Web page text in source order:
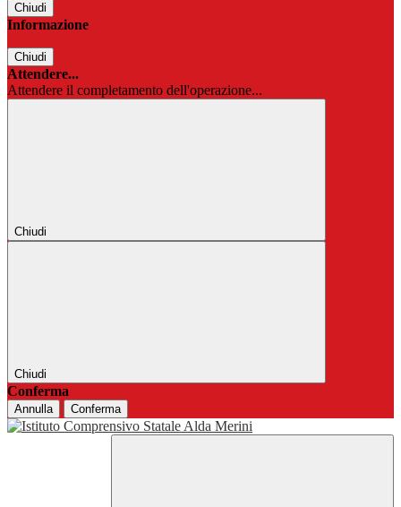
Chiudi
Informazione
Chiudi
Attendere...
Attendere il completamento dell'operazione...
Chiudi
Chiudi
Conferma
Annulla Conferma